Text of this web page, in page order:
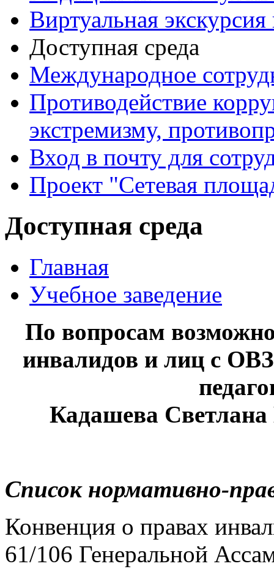
Виртуальная
Доступная среда
Международное
Противодействие
экстремизму,
Вход в почту для
Проект "Сетевая
Доступная среда
Главная
Учебное заведение
По вопросам
инвалидов и лиц с
Кадашева
Список нормативно-
Конвенция о правах
61/106 Генеральной